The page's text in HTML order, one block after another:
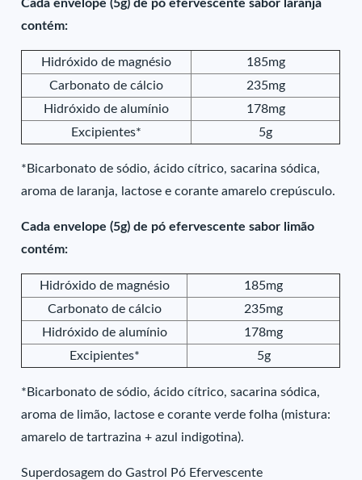
Cada envelope (5g) de pó efervescente sabor laranja
contém:
Hidróxido de magnésio
185mg
Carbonato de cálcio
235mg
Hidróxido de alumínio
178mg
Excipientes*
5g
*Bicarbonato de sódio, ácido cítrico, sacarina sódica,
aroma de laranja, lactose e corante amarelo crepúsculo.
Cada envelope (5g) de pó efervescente sabor limão
contém:
Hidróxido de magnésio
185mg
Carbonato de cálcio
235mg
Hidróxido de alumínio
178mg
Excipientes*
5g
*Bicarbonato de sódio, ácido cítrico, sacarina sódica,
aroma de limão, lactose e corante verde folha (mistura:
amarelo de tartrazina + azul indigotina).
Superdosagem do Gastrol Pó Efervescente